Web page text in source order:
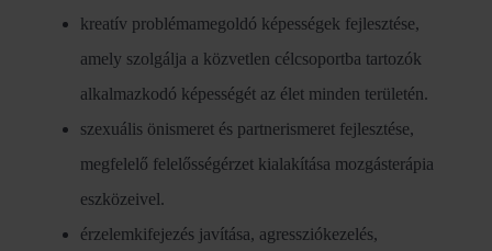
kreatív problémamegoldó képességek fejlesztése,
amely szolgálja a közvetlen célcsoportba tartozók
alkalmazkodó képességét az élet minden területén.
szexuális önismeret és partnerismeret fejlesztése,
megfelelő felelősségérzet kialakítása mozgásterápia
eszközeivel.
érzelemkifejezés javítása, agressziókezelés,